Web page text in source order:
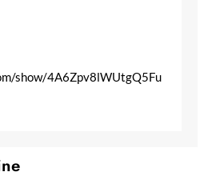
show/4A6Zpv8lWUtgQ5Fu